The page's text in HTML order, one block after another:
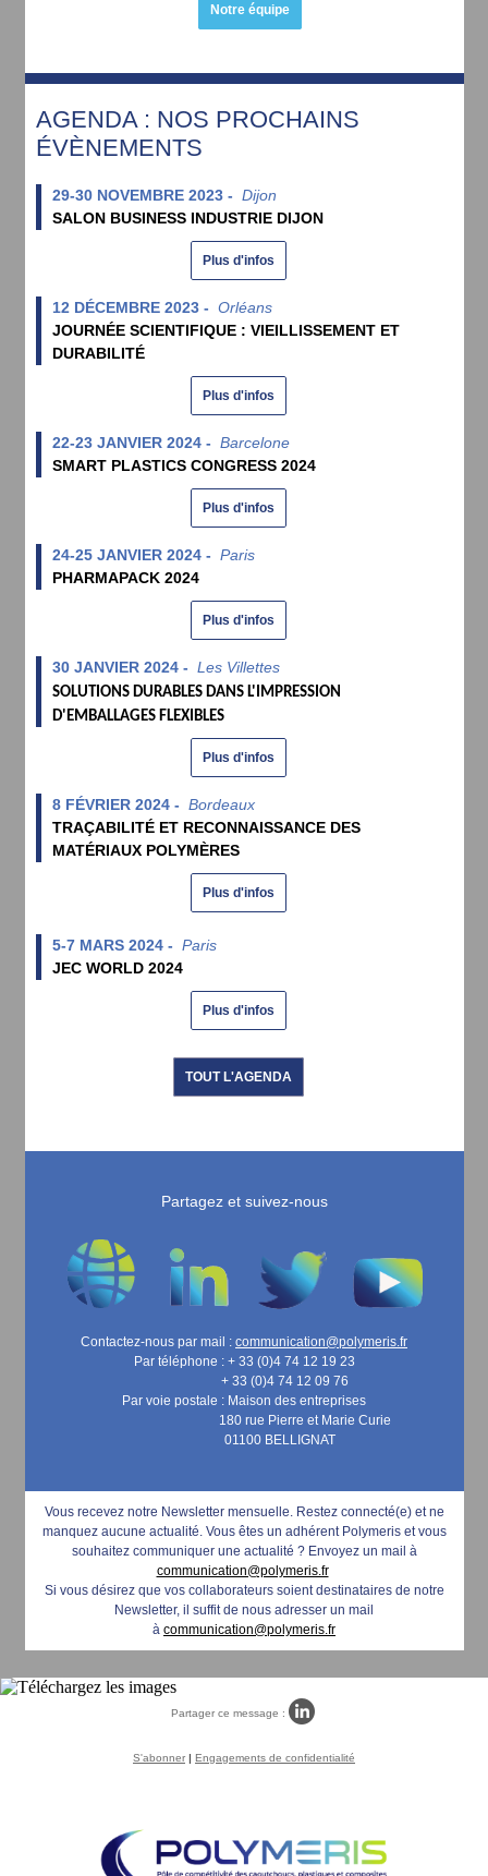
Notre équipe
AGENDA : NOS PROCHAINS
ÉVÈNEMENTS
29-30 NOVEMBRE 2023 - Dijon
SALON BUSINESS INDUSTRIE DIJON
Plus d'infos
12 DÉCEMBRE 2023 - Orléans
JOURNÉE SCIENTIFIQUE : VIEILLISSEMENT ET
DURABILITÉ
Plus d'infos
22-23 JANVIER 2024 - Barcelone
SMART PLASTICS CONGRESS 2024
Plus d'infos
24-25 JANVIER 2024 - Paris
PHARMAPACK 2024
Plus d'infos
30 JANVIER 2024 - Les Villettes
SOLUTIONS DURABLES DANS L'IMPRESSION
D'EMBALLAGES FLEXIBLES
Plus d'infos
8 FÉVRIER 2024 - Bordeaux
TRAÇABILITÉ ET RECONNAISSANCE DES
MATÉRIAUX POLYMÈRES
Plus d'infos
5-7 MARS 2024 - Paris
JEC WORLD 2024
Plus d'infos
TOUT L'AGENDA
Partagez et suivez-nous
Contactez-nous par mail : communication@polymeris.fr
Par téléphone : + 33 (0)4 74 12 19 23
+ 33 (0)4 74 12 09 76
Par voie postale : Maison des entreprises
180 rue Pierre et Marie Curie
01100 BELLIGNAT
Vous recevez notre Newsletter mensuelle. Restez connecté(e) et ne
manquez aucune actualité. Vous êtes un adhérent Polymeris et vous
souhaitez communiquer une actualité ? Envoyez un mail à
communication@polymeris.fr
Si vous désirez que vos collaborateurs soient destinataires de notre
Newsletter, il suffit de nous adresser un mail
à communication@polymeris.fr
Partager ce message :
S'abonner | Engagements de confidentialité